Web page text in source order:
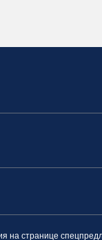
на странице